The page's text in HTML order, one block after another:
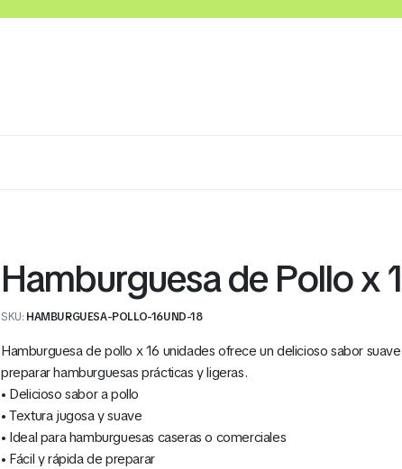
Hamburguesa de Pollo x
SKU: HAMBURGUESA-POLLO-16UND-18
Hamburguesa de pollo x 16 unidades ofrece un delicioso sabor
preparar hamburguesas prácticas y ligeras.
• Delicioso sabor a pollo
• Textura jugosa y suave
• Ideal para hamburguesas caseras o comerciales
• Fácil y rápida de preparar